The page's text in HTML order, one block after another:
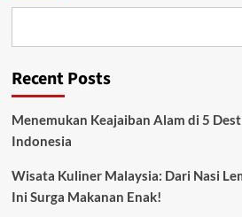
Recent Posts
Menemukan Keajaiban Alam di 5
Indonesia
Wisata Kuliner Malaysia: Dari Nasi
Ini Surga Makanan Enak!